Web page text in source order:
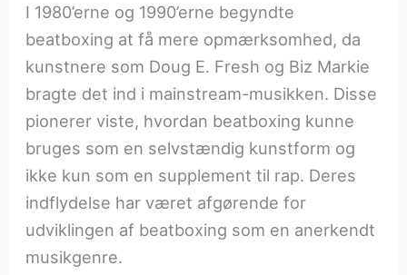
I 1980’erne og 1990’erne begyndte
beatboxing at få mere opmærksomhed, da
kunstnere som Doug E. Fresh og Biz Markie
bragte det ind i mainstream-musikken. Disse
pionerer viste, hvordan beatboxing kunne
bruges som en selvstændig kunstform og
ikke kun som en supplement til rap. Deres
indflydelse har været afgørende for
udviklingen af beatboxing som en anerkendt
musikgenre.